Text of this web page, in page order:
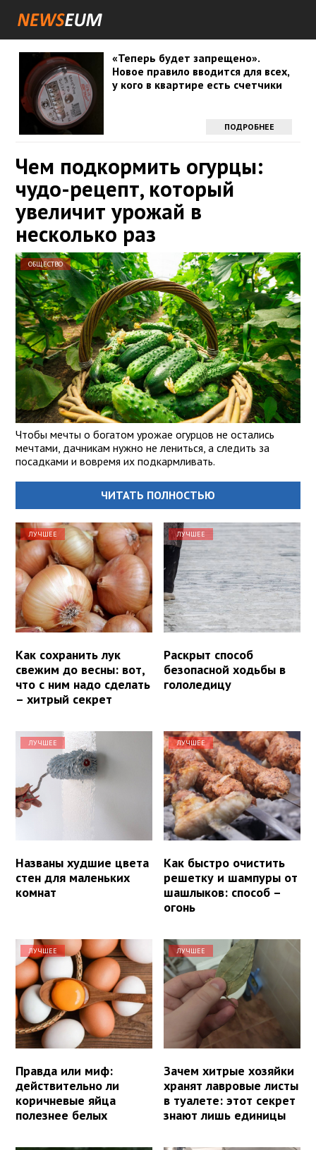
«Теперь будет запрещено».
Новое правило вводится для всех,
у кого в квартире есть счетчики
ПОДРОБНЕЕ
Чем подкормить огурцы:
чудо-рецепт, который
увеличит урожай в
несколько раз
ОБЩЕСТВО
Чтобы мечты о богатом урожае огурцов не остались
мечтами, дачникам нужно не лениться, а следить за
посадками и вовремя их подкармливать.
ЧИТАТЬ ПОЛНОСТЬЮ
ЛУЧШЕЕ
Как сохранить лук
свежим до весны: вот,
что с ним надо сделать
– хитрый секрет
ЛУЧШЕЕ
Раскрыт способ
безопасной ходьбы в
гололедицу
ЛУЧШЕЕ
Названы худшие цвета
стен для маленьких
комнат
ЛУЧШЕЕ
Как быстро очистить
решетку и шампуры от
шашлыков: способ –
огонь
ЛУЧШЕЕ
Правда или миф:
действительно ли
коричневые яйца
полезнее белых
ЛУЧШЕЕ
Зачем хитрые хозяйки
хранят лавровые листы
в туалете: этот секрет
знают лишь единицы